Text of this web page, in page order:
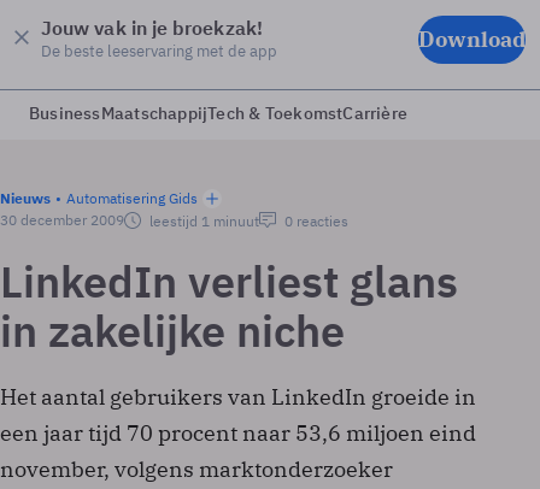
Jouw vak in je broekzak!
De beste leeservaring met de app Download
BusinessMaatschappijTech & ToekomstCarrière
Nieuws
Automatisering Gids
30 december 2009
leestijd 1 minuut 0 reacties
LinkedIn verliest glans
in zakelijke niche
Het aantal gebruikers van LinkedIn groeide in
een jaar tijd 70 procent naar 53,6 miljoen eind
november, volgens marktonderzoeker